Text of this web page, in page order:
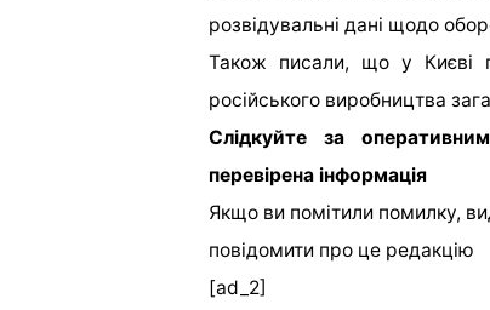
розвідувальні дані щодо
Також писали, що у Києві
російського виробництва
Слідкуйте за
перевірена інформація
Якщо ви помітили помилку,
повідомити про це редакцію
[ad_2]